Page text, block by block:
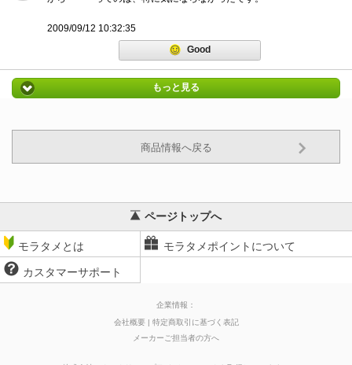
2009/09/12 10:32:35
Good
もっと見る
商品情報へ戻る
ページトップへ
モラタメとは モラタメポイントについて
カスタマーサポート
企業情報：
会社概要
特定商取引に基づく表記
メーカーご担当者の方へ